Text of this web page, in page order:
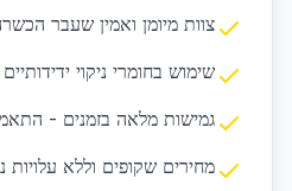
צוות מיומן ואמין שעבר
שימוש בחומרי ניקוי
גמישות מלאה בזמנים -
מחירים שקופים וללא עלויות